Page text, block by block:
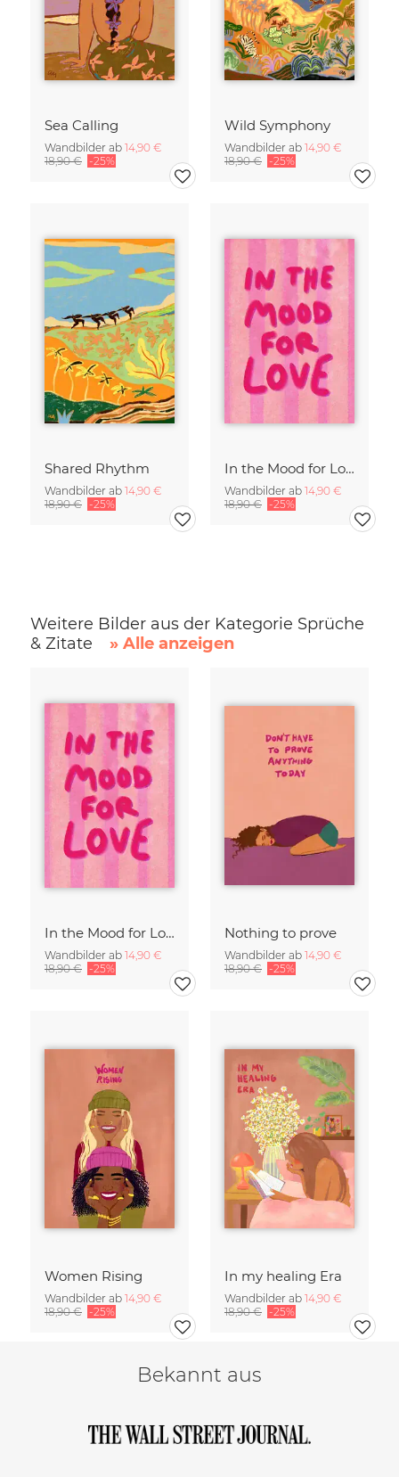
Sea Calling
Wandbilder ab 14,90 €
18,90 € -25%
Wild Symphony
Wandbilder ab 14,90 €
18,90 € -25%
Shared Rhythm
Wandbilder ab 14,90 €
18,90 € -25%
In the Mood for Love - Handlettering
Wandbilder ab 14,90 €
18,90 € -25%
Weitere Bilder aus der Kategorie Sprüche
& Zitate
» Alle anzeigen
In the Mood for Love - Handlettering
Wandbilder ab 14,90 €
18,90 € -25%
Nothing to prove
Wandbilder ab 14,90 €
18,90 € -25%
Women Rising
Wandbilder ab 14,90 €
18,90 € -25%
In my healing Era
Wandbilder ab 14,90 €
18,90 € -25%
Bekannt aus